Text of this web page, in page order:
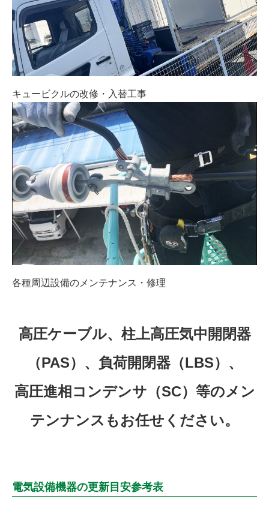
キュービクルの改修・入替工事
各種周辺設備のメンテナンス・修理
高圧ケーブル、柱上高圧気中開閉器
（PAS）、負荷開閉器（LBS）、
高圧進相コンデンサ（SC）等のメン
テンナンスもお任せください。
電気設備機器の更新目安参考表